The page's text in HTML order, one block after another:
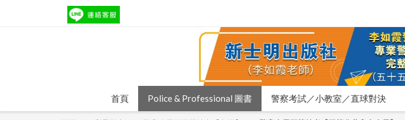
首頁 Police & Professional 圖書 警察考試／小教室／直球對決